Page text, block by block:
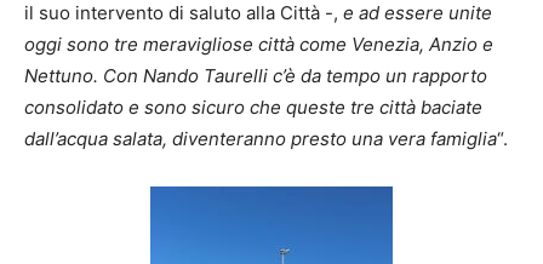
il suo intervento di saluto alla Città -, e ad essere unite
oggi sono tre meravigliose città come Venezia, Anzio e
Nettuno. Con Nando Taurelli c’è da tempo un rapporto
consolidato e sono sicuro che queste tre città baciate
dall’acqua salata, diventeranno presto una vera famiglia“.